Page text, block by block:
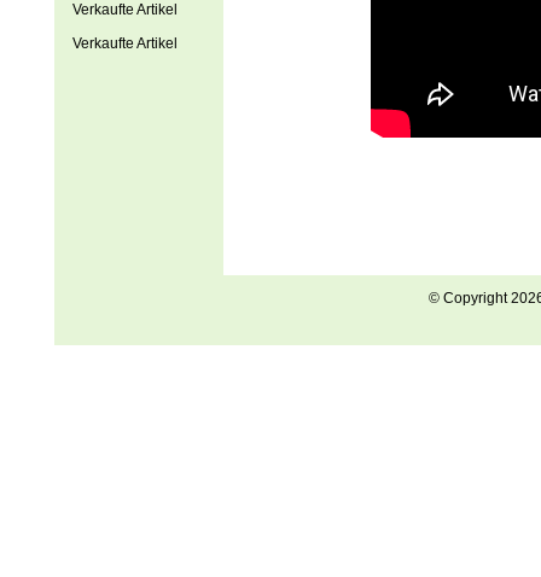
Verkaufte Artikel
Verkaufte Artikel
© Copyright